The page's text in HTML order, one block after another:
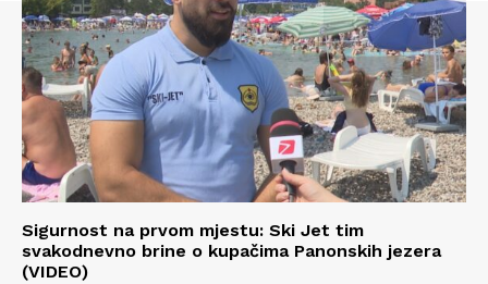
Sigurnost na prvom mjestu: Ski Jet tim
svakodnevno brine o kupačima Panonskih jezera
(VIDEO)